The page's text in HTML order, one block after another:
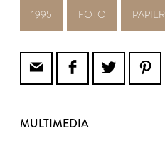
1995 FOTO PAPIER
MULTIMEDIA